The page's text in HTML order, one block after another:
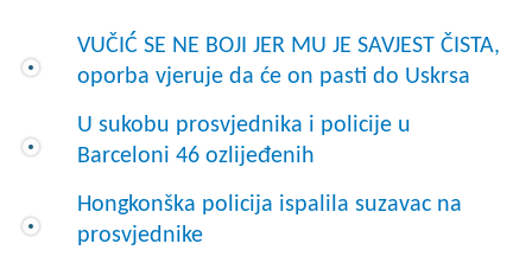
VUČIĆ SE NE BOJI JER MU JE SAVJEST ČISTA,
oporba vjeruje da će on pasti do Uskrsa
U sukobu prosvjednika i policije u
Barceloni 46 ozlijeđenih
Hongkonška policija ispalila suzavac na
prosvjednike